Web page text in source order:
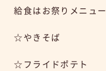
給食はお祭りメニュー
☆やきそば
☆フライドポテト